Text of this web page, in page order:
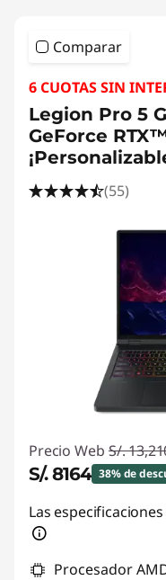
Comparar
6 CUOTAS SIN
Legion Pro 5
GeForce
(55)
Precio Web S/.
S/. 8164 38% de
Ahorros
Las
Procesador